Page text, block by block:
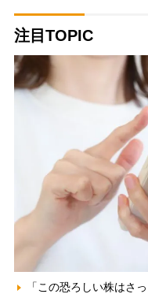
注目TOPIC
「この恐ろしい株はさ